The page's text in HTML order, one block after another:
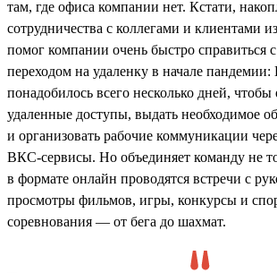
там, где офиса компании нет. Кстати,
сотрудничества с коллегами и клиентами
помог компании очень быстро справиться
переходом на удаленку в начале
понадобилось всего несколько дней, чтобы
удаленные доступы, выдать необходимое
и организовать рабочие коммуникации
ВКС-сервисы. Но объединяет команду не
в формате онлайн проводятся встречи с
просмотры фильмов, игры, конкурсы и
соревнования — от бега до шахмат.